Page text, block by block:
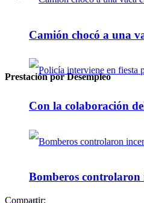
Camión chocó a una
Con la colaboración
Bomberos controlaron
Prestación por Desempleo
Compartir: